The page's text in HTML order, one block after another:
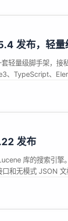
发布，轻量
轻量级脚手架，接
、TypeScript、
系统，极低门槛，
发布
库的搜索引擎
和无模式 JSON
件发布。官方客户